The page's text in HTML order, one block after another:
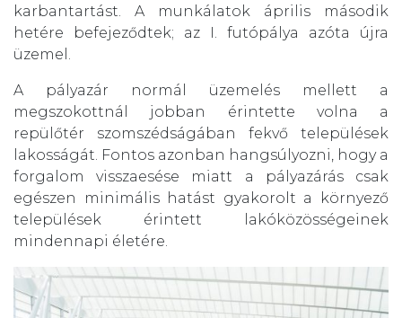
karbantartást. A munkálatok április második
hetére befejeződtek; az I. futópálya azóta újra
üzemel.
A pályazár normál üzemelés mellett a
megszokottnál jobban érintette volna a
repülőtér szomszédságában fekvő települések
lakosságát. Fontos azonban hangsúlyozni, hogy a
forgalom visszaesése miatt a pályazárás csak
egészen minimális hatást gyakorolt a környező
települések érintett lakóközösségeinek
mindennapi életére.